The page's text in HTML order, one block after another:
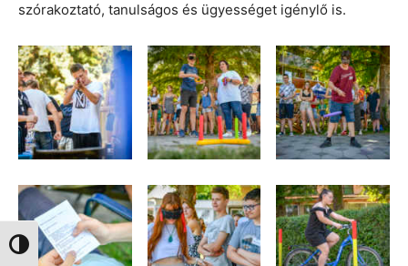
Nagy kontraszt váltása
szórakoztató, tanulságos és ügyességet igénylő is.